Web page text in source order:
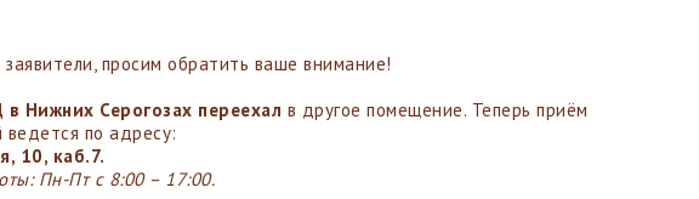
просим обратить ваше внимание!
Нижних Серогозах переехал в другое помещение. Теперь приём
ведется по адресу:
10, каб.7.
Пн-Пт с 8:00 – 17:00.